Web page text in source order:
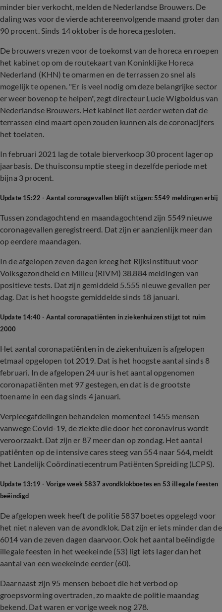
minder bier verkocht, melden de Nederlandse Brouwers. De
daling was voor de vierde achtereenvolgende maand groter dan
90 procent. Sinds 14 oktober is de horeca gesloten.
De brouwers vrezen voor de toekomst van de horeca en roepen
het kabinet op om de routekaart van Koninklijke Horeca
Nederland (KHN) te omarmen en de terrassen zo snel als
mogelijk te openen. "Er is veel nodig om deze belangrijke sector
er weer bovenop te helpen", zegt directeur Lucie Wigboldus van
Nederlandse Brouwers. Het kabinet liet eerder weten dat de
terrassen eind maart open zouden kunnen als de coronacijfers
het toelaten.
In februari 2021 lag de totale bierverkoop 30 procent lager op
jaarbasis. De thuisconsumptie steeg in dezelfde periode met
bijna 3 procent.
Update 15:22 - Aantal coronagevallen blijft stijgen: 5549 meldingen erbij
Tussen zondagochtend en maandagochtend zijn 5549 nieuwe
coronagevallen geregistreerd. Dat zijn er aanzienlijk meer dan
op eerdere maandagen.
In de afgelopen zeven dagen kreeg het Rijksinstituut voor
Volksgezondheid en Milieu (RIVM) 38.884 meldingen van
positieve tests. Dat zijn gemiddeld 5.555 nieuwe gevallen per
dag. Dat is het hoogste gemiddelde sinds 18 januari.
Update 14:40 - Aantal coronapatiënten in ziekenhuizen stijgt tot ruim
2000
Het aantal coronapatiënten in de ziekenhuizen is afgelopen
etmaal opgelopen tot 2019. Dat is het hoogste aantal sinds 8
februari. In de afgelopen 24 uur is het aantal opgenomen
coronapatiënten met 97 gestegen, en dat is de grootste
toename in een dag sinds 4 januari.
Verpleegafdelingen behandelen momenteel 1455 mensen
vanwege Covid-19, de ziekte die door het coronavirus wordt
veroorzaakt. Dat zijn er 87 meer dan op zondag. Het aantal
patiënten op de intensive cares steeg van 554 naar 564, meldt
het Landelijk Coördinatiecentrum Patiënten Spreiding (LCPS).
Update 13:19 - Vorige week 5837 avondklokboetes en 53 illegale feesten
beëindigd
De afgelopen week heeft de politie 5837 boetes opgelegd voor
het niet naleven van de avondklok. Dat zijn er iets minder dan de
6014 van de zeven dagen daarvoor. Ook het aantal beëindigde
illegale feesten in het weekeinde (53) ligt iets lager dan het
aantal van een weekeinde eerder (60).
Daarnaast zijn 95 mensen beboet die het verbod op
groepsvorming overtraden, zo maakte de politie maandag
bekend. Dat waren er vorige week nog 278.